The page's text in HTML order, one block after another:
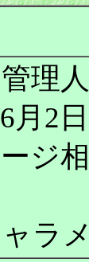
理
月2
ジ
ラ